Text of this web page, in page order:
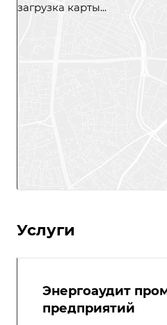
загрузка карты...
Услуги
Энергоаудит
предприятий